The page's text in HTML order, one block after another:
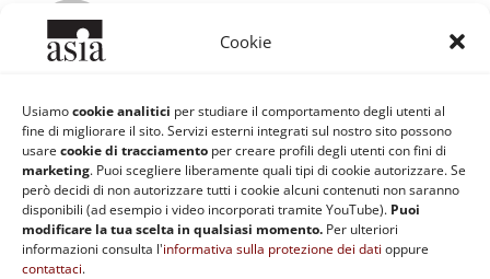
Cookie
Usiamocookie analitici per studiare il comportamento degli utenti al
fine di migliorare il sito. Servizi esterni integrati sul nostro sito possono
usare cookie di tracciamento per creare profili degli utenti con fini di
marketing. Puoi scegliere liberamente quali tipi di cookie autorizzare. Se
però decidi di non autorizzare tutti i cookie alcuni contenuti non saranno
disponibili (ad esempio i video incorporati tramite YouTube). Puoi
modificare la tua scelta in qualsiasi momento. Per ulteriori
informazioni consulta l'informativa sulla protezione dei dati oppure
contattaci.
Post correlati